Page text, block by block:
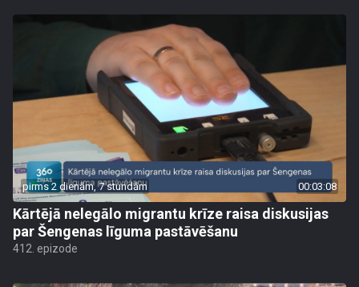
pirms 2 dienām, 7 stundām 00:03:08
Kārtējā nelegālo migrantu krīze raisa diskusijas
par Šengenas līguma pastāvēšanu
412. epizode